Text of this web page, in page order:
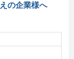
の企業様へ